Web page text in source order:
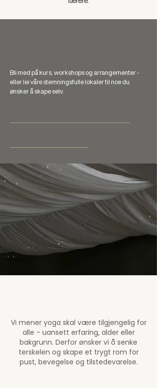
Bli med på kurs, workshops og arrangementer -
eller lei våre stemningsfulle lokaler til noe du
ønsker å skape selv.
Vi mener yoga skal være tilgjengelig for
alle - uansett erfaring, alder eller
bakgrunn. Derfor ønsker vi å senke
terskelen og skape et trygt rom for
pust, bevegelse og tilstedevarelse.